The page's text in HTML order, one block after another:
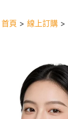
首頁 > 線上訂購 >